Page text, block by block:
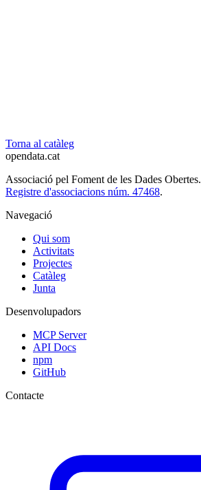
Torna al catàleg
opendata.cat
Associació pel Foment de les Dades Obertes.
Registre d'associacions núm. 47468.
Navegació
Qui som
Activitats
Projectes
Catàleg
Junta
Desenvolupadors
MCP Server
API Docs
npm
GitHub
Contacte